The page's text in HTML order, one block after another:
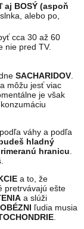
BOSÝ (aspoň
alebo po,
cca 30 až 60
nie pred TV.
SACHARIDOV
môžu jesť viac
je však
, podľa váhy a podľa
hladný
hranicu
a to, že
pretrvávajú ešte
a slúži
OBÉZNI ľudia musia